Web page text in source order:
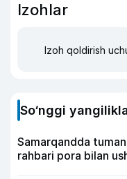
Izohlar
Izoh qoldirish
So‘nggi
Samarqandda
rahbari pora bilan